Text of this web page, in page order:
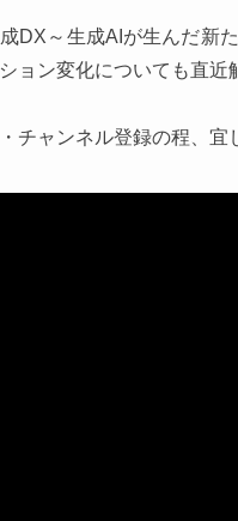
DX～生成AIが生んだ新
ョン変化についても直近
チャンネル登録の程、宜